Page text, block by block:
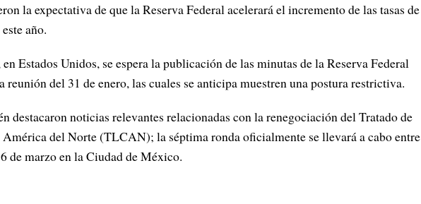
la expectativa de que la Reserva Federal acelerará el incremento de las tasas de
año.
Estados Unidos, se espera la publicación de las minutas de la Reserva Federal
reunión del 31 de enero, las cuales se anticipa muestren una postura restrictiva.
destacaron noticias relevantes relacionadas con la renegociación del Tratado de
del Norte (TLCAN); la séptima ronda oficialmente se llevará a cabo entre
de marzo en la Ciudad de México.